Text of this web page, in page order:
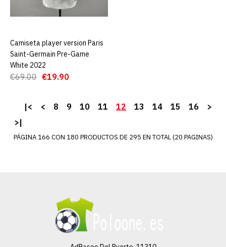
ADD TO COMPARE
AGREGAR AL CARRO
Camiseta player version Paris
Saint-Germain Pre-Game
White 2022
€69.00 €19.90
|< < 8 9 10 11 12 13 14 15 16
>
>|
PÁGINA 166 CON 180 PRODUCTOS DE 295 EN TOTAL (20 PAGINAS)